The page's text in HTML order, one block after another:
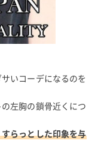
いコーデになるのを
左胸の鎖骨近くにつ
らっとした印象を与